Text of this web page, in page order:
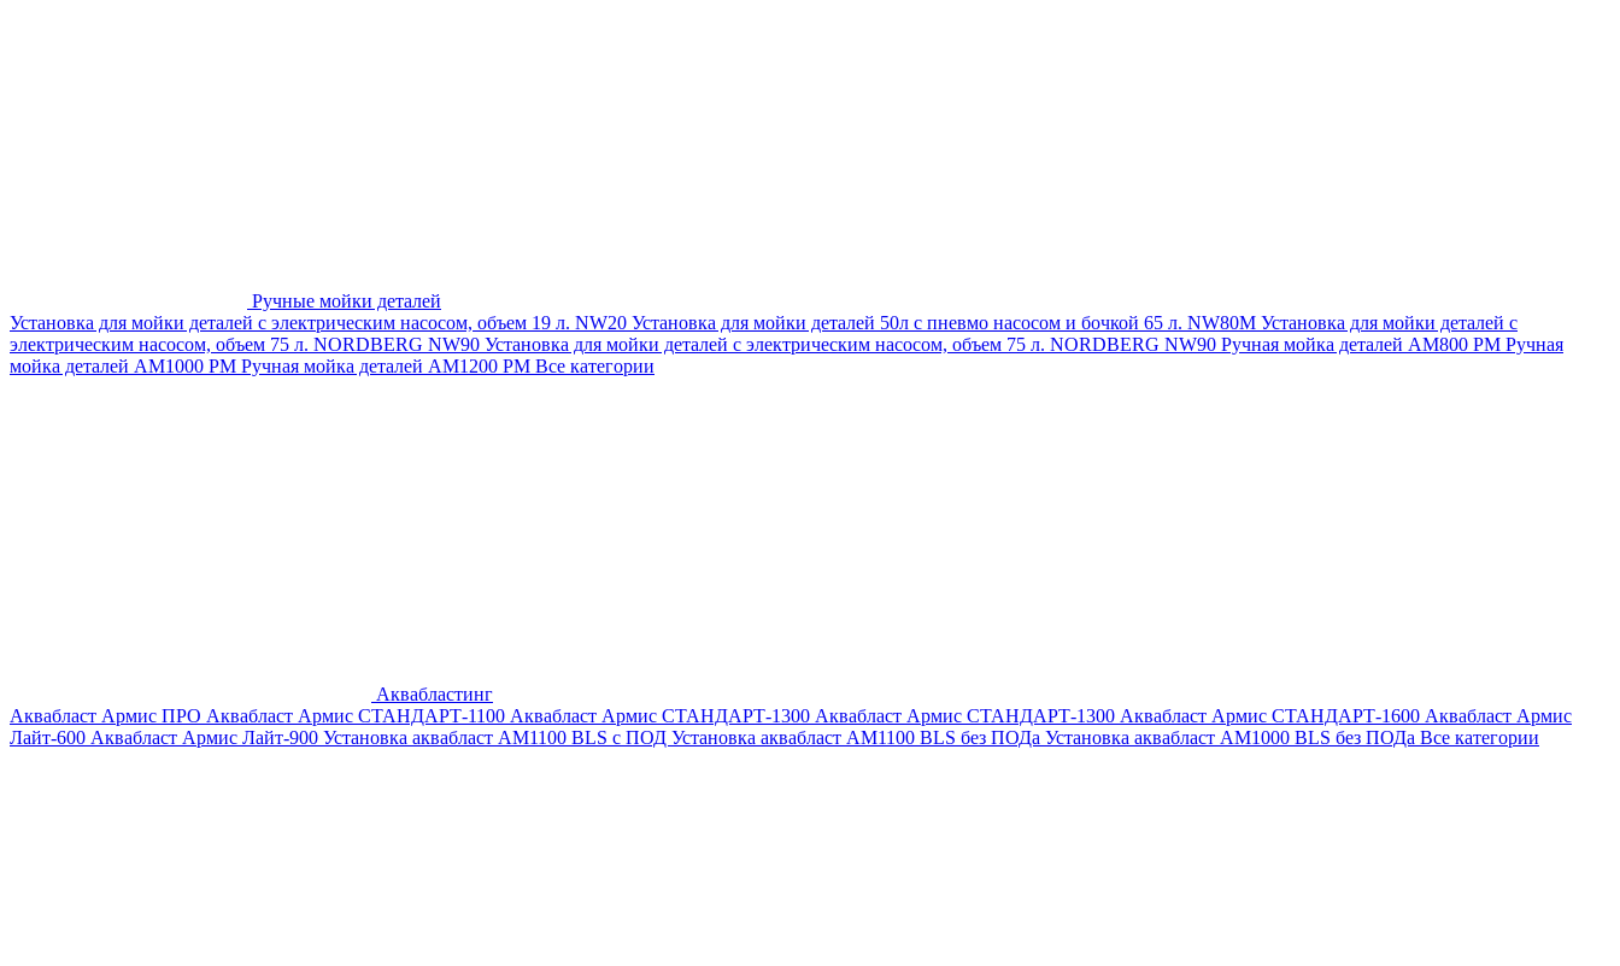
Ручные мойки деталей
Установка для мойки деталей с электрическим насосом, объем 19 л. NW20 Установка для мойки деталей 50л с пневмо насосом и бочкой 65 л. NW80M Установка для мойки деталей с
электрическим насосом, объем 75 л. NORDBERG NW90 Установка для мойки деталей с электрическим насосом, объем 75 л. NORDBERG NW90 Ручная мойка деталей АМ800 РМ Ручная
мойка деталей АМ1000 РМ Ручная мойка деталей АМ1200 РМ Все категории
Аквабластинг
Аквабласт Армис ПРО Аквабласт Армис СТАНДАРТ-1100 Аквабласт Армис СТАНДАРТ-1300 Аквабласт Армис СТАНДАРТ-1300 Аквабласт Армис СТАНДАРТ-1600 Аквабласт Армис
Лайт-600 Аквабласт Армис Лайт-900 Установка аквабласт AM1100 BLS с ПОД Установка аквабласт AM1100 BLS без ПОДа Установка аквабласт AM1000 BLS без ПОДа Все категории